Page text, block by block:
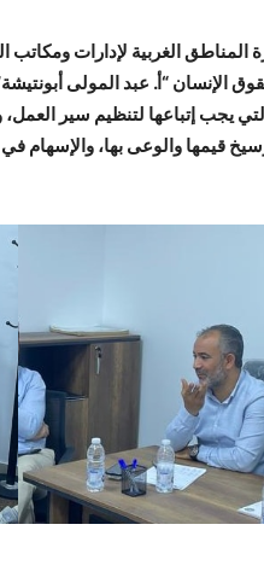
المناطق الغربية لإدارات
“أ. عبد المولى أبونتيشة”
إتباعها لتنظيم سير العمل،
قيمها والوعى بها، والإسهام